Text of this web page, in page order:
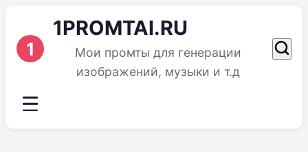
1
1PROMTAI.RU
Мои промты для генерации
изображений, музыки и т.д